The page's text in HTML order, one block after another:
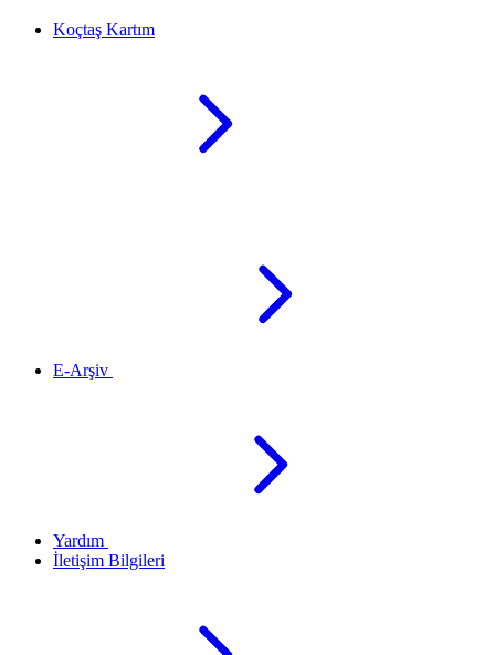
Koçtaş Kartım
E-Arşiv
Yardım
İletişim Bilgileri